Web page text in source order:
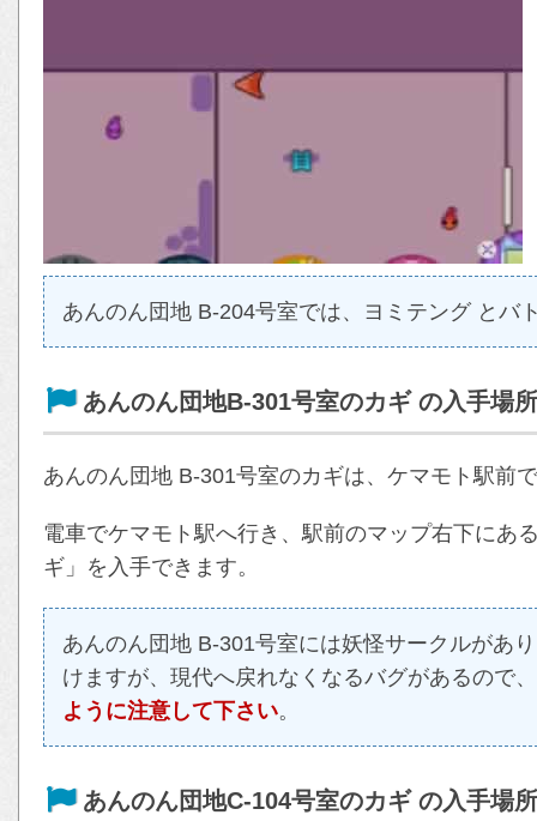
あんのん団地 B-204号室では、ヨミテング とバ
あんのん団地B-301号室のカギ の入手場所
あんのん団地 B-301号室のカギは、ケマモト駅前
電車でケマモト駅へ行き、駅前のマップ右下にあ
ギ」を入手できます。
あんのん団地 B-301号室には妖怪サークルがあ
けますが、現代へ戻れなくなるバグがあるので、
ように注意して下さい。
あんのん団地C-104号室のカギ の入手場所